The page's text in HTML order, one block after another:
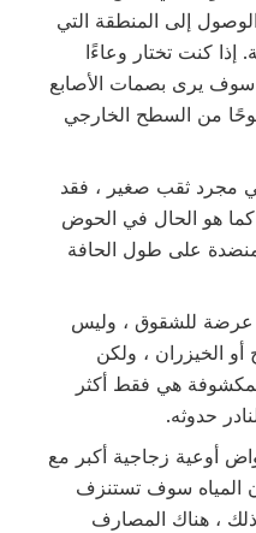
إلى المنطقة التي
إذا كنت تختار وعاءًا
سوف يرى بصمات الأصابع
من السطح الخارجي
مجرد ثقب صغير ، فقد
كما هو الحال في الحوض
على طول الحافة
عرضة للشقوق ، وليس
أو الخيزران ، ولكن
هي فقط أكثر
حدوثه.
أوعية زجاجية أكبر مع
المياه سوف تستنزف
ذلك ، هناك المصارف